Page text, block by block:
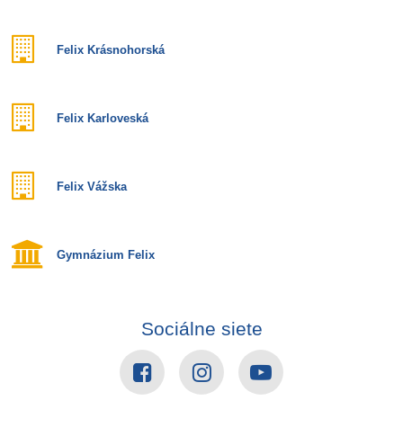
Felix Krásnohorská
Felix Karloveská
Felix Vážska
Gymnázium Felix
Sociálne siete